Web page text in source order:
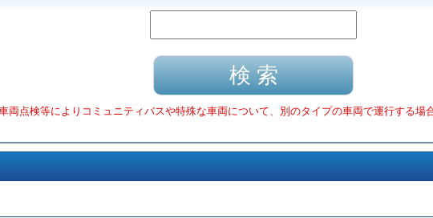
両点検等によりコミュニティバスや特殊な車両について、別のタイプの車両で運行する場